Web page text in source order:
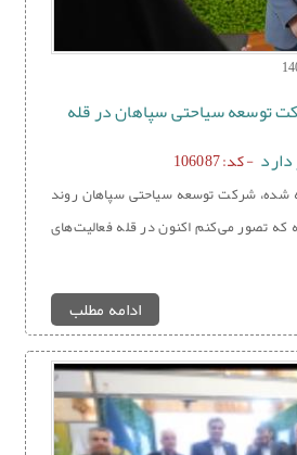
توسعه سیاحتی سپاهان در قله
- کد: 106087
شده، شرکت توسعه سیاحتی سپاهان روند
تصور می‌کنم اکنون در قله فعالیت‌های
ادامه مطلب